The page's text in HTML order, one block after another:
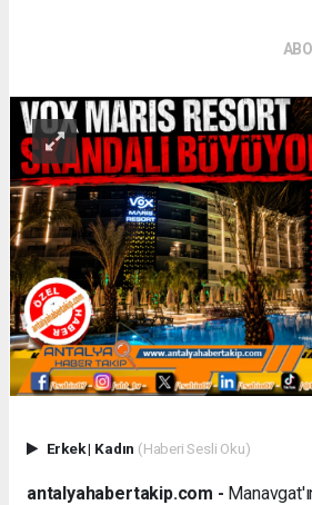
Erkek| Kadın (Haberi Sesli Oku)
antalyahabertakip.com -